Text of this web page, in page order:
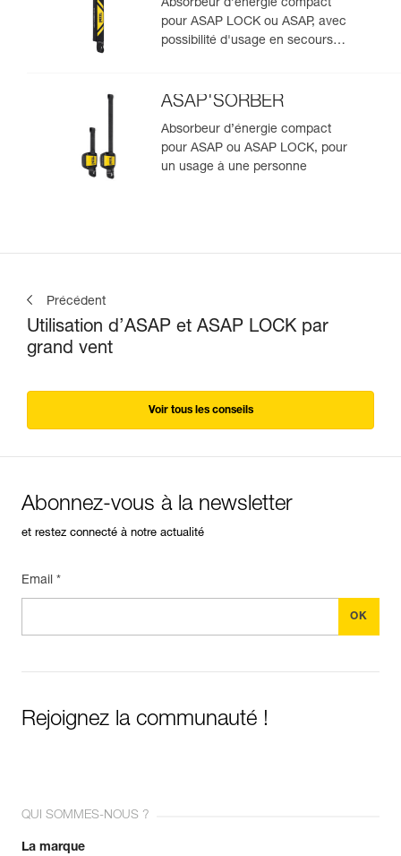
Absorbeur d’énergie compact
pour ASAP LOCK ou ASAP, avec
possibilité d'usage en secours
ASAP'SORBER
Absorbeur d’énergie compact
pour ASAP ou ASAP LOCK, pour
un usage à une personne
Précédent
Utilisation d’ASAP et ASAP LOCK par
grand vent
Voir tous les conseils
Abonnez-vous à la newsletter
et restez connecté à notre actualité
Email *
Rejoignez la communauté !
QUI SOMMES-NOUS ?
La marque